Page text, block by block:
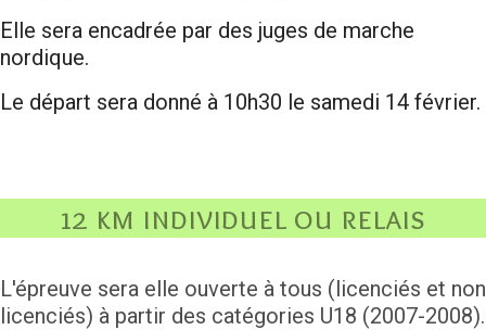
Elle sera encadrée par des juges de marche
nordique.
Le départ sera donné à 10h30 le samedi 14 février.
12 km individuel ou relais
L'épreuve sera elle ouverte à tous (licenciés et non
licenciés) à partir des catégories U18 (2007-2008).